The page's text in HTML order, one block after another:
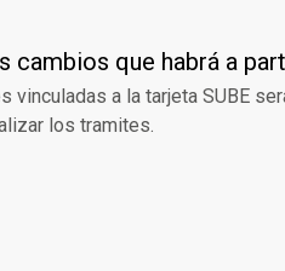
cambios que habrá a
vinculadas a la tarjeta SUBE
los tramites.